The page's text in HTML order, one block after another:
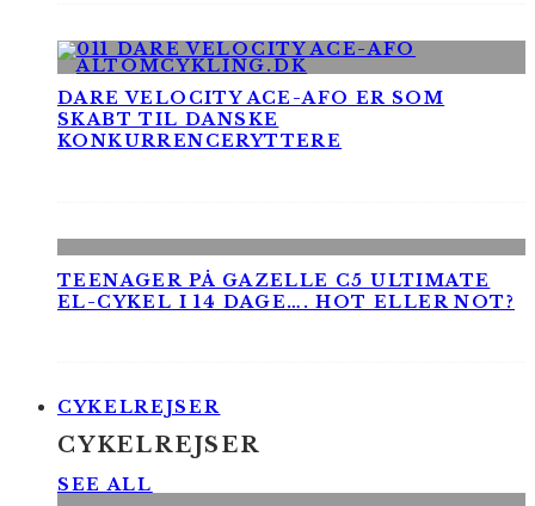
DARE VELOCITY ACE-AFO ER SOM
SKABT TIL DANSKE
KONKURRENCERYTTERE
TEENAGER PÅ GAZELLE C5 ULTIMATE
EL-CYKEL I 14 DAGE…. HOT ELLER NOT?
CYKELREJSER
CYKELREJSER
SEE ALL